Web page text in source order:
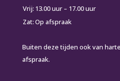
Vrij: 13.00 uur – 17.00 uur
Zat:Op afspraak
Buiten deze tijden ook van
afspraak.